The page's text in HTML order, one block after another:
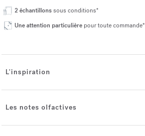
2 échantillonssous conditions*
Une attention particulière pour toute commande*
L'inspiration
Les notes olfactives